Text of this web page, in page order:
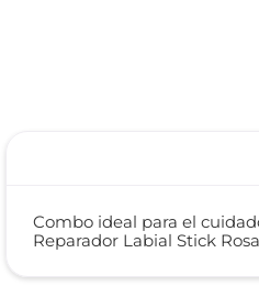
Combo ideal para el
Reparador Labial Stick